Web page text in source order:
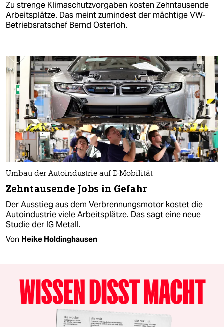
Zu strenge Klimaschutzvorgaben kosten Zehntausende
Arbeitsplätze. Das meint zumindest der mächtige VW-
Betriebsratschef Bernd Osterloh.
Umbau der Autoindustrie auf E-Mobilität
Zehntausende Jobs in Gefahr
Der Ausstieg aus dem Verbrennungsmotor kostet die
Autoindustrie viele Arbeitsplätze. Das sagt eine neue
Studie der IG Metall.
Von Heike Holdinghausen